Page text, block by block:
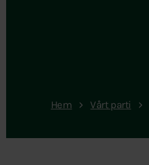
Hem Vårt parti